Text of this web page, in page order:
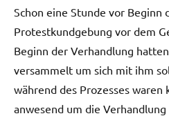
Schon eine Stunde vor Beginn
Protestkundgebung vor dem
Beginn der Verhandlung
versammelt um sich mit ihm
während des Prozesses waren
anwesend um die Verhandlung